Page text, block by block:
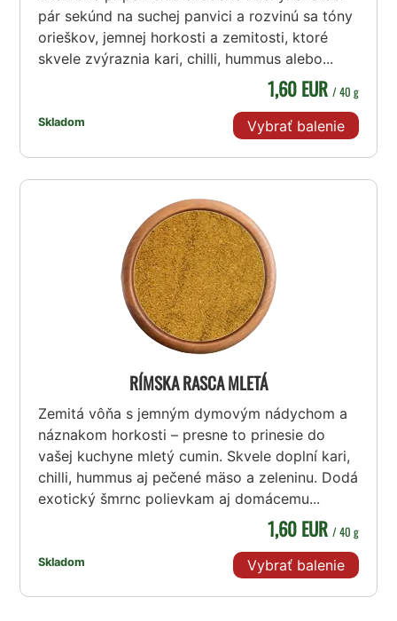
pár sekúnd na suchej panvici a rozvinú sa tóny
orieškov, jemnej horkosti a zemitosti, ktoré
skvele zvýraznia kari, chilli, hummus alebo...
Skladom
1,60 EUR / 40 g
Vybrať balenie
RÍMSKA RASCA MLETÁ
Zemitá vôňa s jemným dymovým nádychom a
náznakom horkosti – presne to prinesie do
vašej kuchyne mletý cumin. Skvele doplní kari,
chilli, hummus aj pečené mäso a zeleninu. Dodá
exotický šmrnc polievkam aj domácemu...
Skladom
1,60 EUR / 40 g
Vybrať balenie